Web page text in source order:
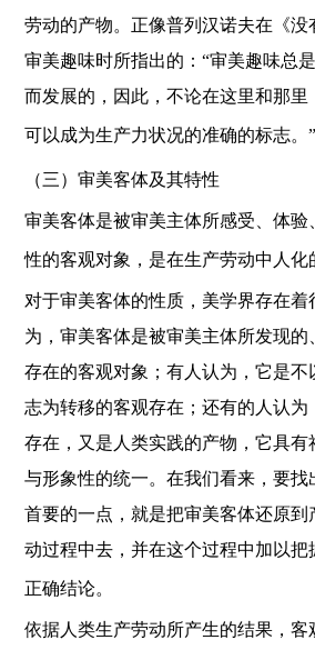
劳动的产物。正像普列汉诺夫在《没
审美趣味时所指出的：“审美趣味总
而发展的，因此，不论在这里和那里
可以成为生产力状况的准确的标志
（三）审美客体及其特性
审美客体是被审美主体所感受、体验
性的客观对象，是在生产劳动中人化
对于审美客体的性质，美学界存在着
为，审美客体是被审美主体所发现
存在的客观对象；有人认为，它是
志为转移的客观存在；还有的人认
存在，又是人类实践的产物，它具有
与形象性的统一。在我们看来，要找
首要的一点，就是把审美客体还原
动过程中去，并在这个过程中加以把
正确结论。
依据人类生产劳动所产生的结果，